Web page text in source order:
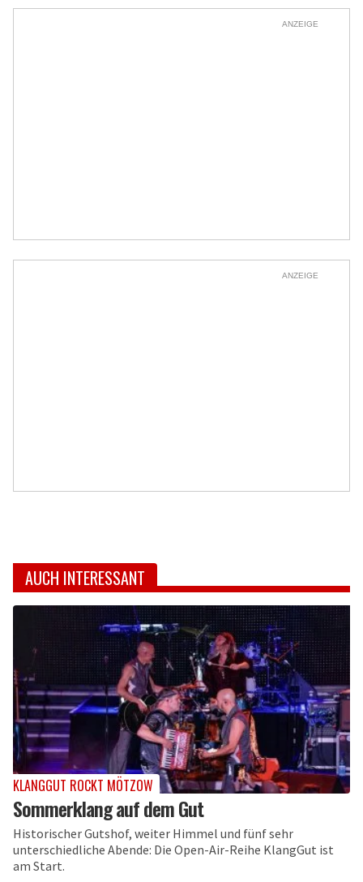
ANZEIGE
ANZEIGE
AUCH INTERESSANT
KLANGGUT ROCKT MÖTZOW
Sommerklang auf dem Gut
Historischer Gutshof, weiter Himmel und fünf sehr
unterschiedliche Abende: Die Open-Air-Reihe KlangGut ist
am Start.